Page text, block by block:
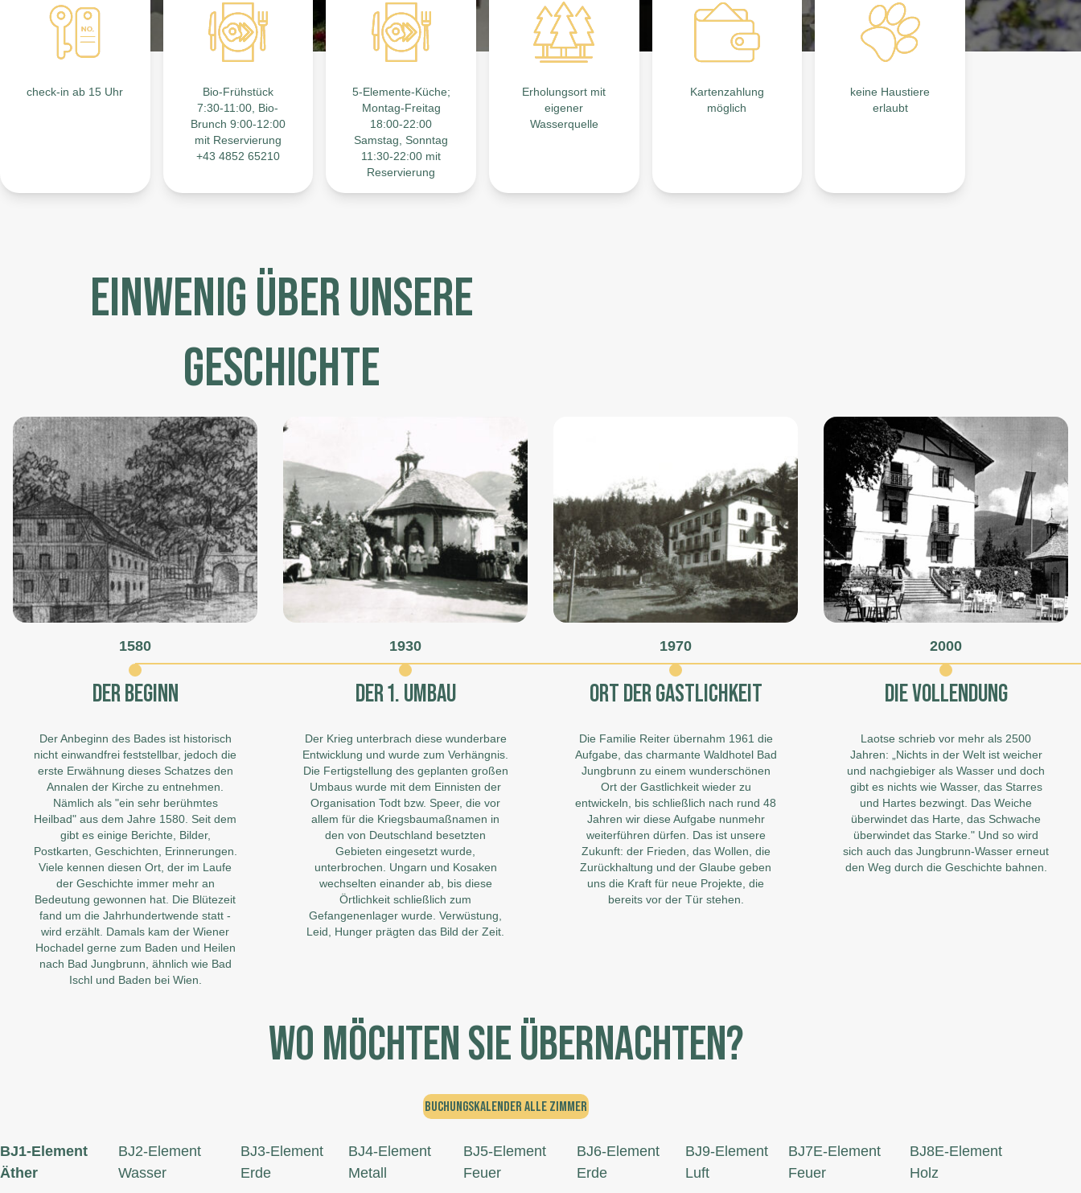
check-in ab 15 Uhr
Bio-Frühstück
7:30-11:00, Bio-
Brunch 9:00-12:00
mit Reservierung
+43 4852 65210
5-Elemente-Küche;
Montag-Freitag
18:00-22:00
Samstag, Sonntag
11:30-22:00 mit
Reservierung
Erholungsort mit
eigener
Wasserquelle
Kartenzahlung
möglich
keine Haustiere
erlaubt
EINWENIG ÜBER UNSERE
GESCHICHTE
1580
DER BEGINN
Der Anbeginn des Bades ist historisch
nicht einwandfrei feststellbar, jedoch die
erste Erwähnung dieses Schatzes den
Annalen der Kirche zu entnehmen.
Nämlich als "ein sehr berühmtes
Heilbad" aus dem Jahre 1580. Seit dem
gibt es einige Berichte, Bilder,
Postkarten, Geschichten, Erinnerungen.
Viele kennen diesen Ort, der im Laufe
der Geschichte immer mehr an
Bedeutung gewonnen hat. Die Blütezeit
fand um die Jahrhundertwende statt -
wird erzählt. Damals kam der Wiener
Hochadel gerne zum Baden und Heilen
nach Bad Jungbrunn, ähnlich wie Bad
Ischl und Baden bei Wien.
1930
DER 1. UMBAU
Der Krieg unterbrach diese wunderbare
Entwicklung und wurde zum Verhängnis.
Die Fertigstellung des geplanten großen
Umbaus wurde mit dem Einnisten der
Organisation Todt bzw. Speer, die vor
allem für die Kriegsbaumaßnamen in
den von Deutschland besetzten
Gebieten eingesetzt wurde,
unterbrochen. Ungarn und Kosaken
wechselten einander ab, bis diese
Örtlichkeit schließlich zum
Gefangenenlager wurde. Verwüstung,
Leid, Hunger prägten das Bild der Zeit.
1970
ORT DER GASTLICHKEIT
Die Familie Reiter übernahm 1961 die
Aufgabe, das charmante Waldhotel Bad
Jungbrunn zu einem wunderschönen
Ort der Gastlichkeit wieder zu
entwickeln, bis schließlich nach rund 48
Jahren wir diese Aufgabe nunmehr
weiterführen dürfen. Das ist unsere
Zukunft: der Frieden, das Wollen, die
Zurückhaltung und der Glaube geben
uns die Kraft für neue Projekte, die
bereits vor der Tür stehen.
2000
DIE VOLLENDUNG
Laotse schrieb vor mehr als 2500
Jahren: „Nichts in der Welt ist weicher
und nachgiebiger als Wasser und doch
gibt es nichts wie Wasser, das Starres
und Hartes bezwingt. Das Weiche
überwindet das Harte, das Schwache
überwindet das Starke." Und so wird
sich auch das Jungbrunn-Wasser erneut
den Weg durch die Geschichte bahnen.
WO MÖCHTEN SIE ÜBERNACHTEN?
BUCHUNGSKALENDER ALLE ZIMMER
BJ1-Element
Äther
BJ2-Element
Wasser
BJ3-Element
Erde
BJ4-Element
Metall
BJ5-Element
Feuer
BJ6-Element
Erde
BJ9-Element
Luft
BJ7E-Element
Feuer
BJ8E-Element
Holz